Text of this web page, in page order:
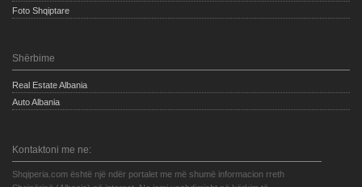
Foto Shqiptare
Shërbime
Real Estate Albania
Auto Albania
Kontaktoni me ne:
Shqiperia.com është një ndër portalet me më shumë informacion rreth